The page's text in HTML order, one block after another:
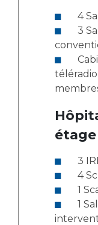
4
étage
3
4
1